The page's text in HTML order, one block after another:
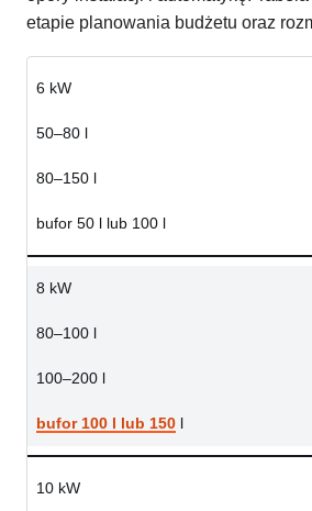
etapie planowania budżetu oraz
6 kW
50–80 l
80–150 l
bufor 50 l lub 100 l
8 kW
80–100 l
100–200 l
bufor 100 l lub 150 l
10 kW